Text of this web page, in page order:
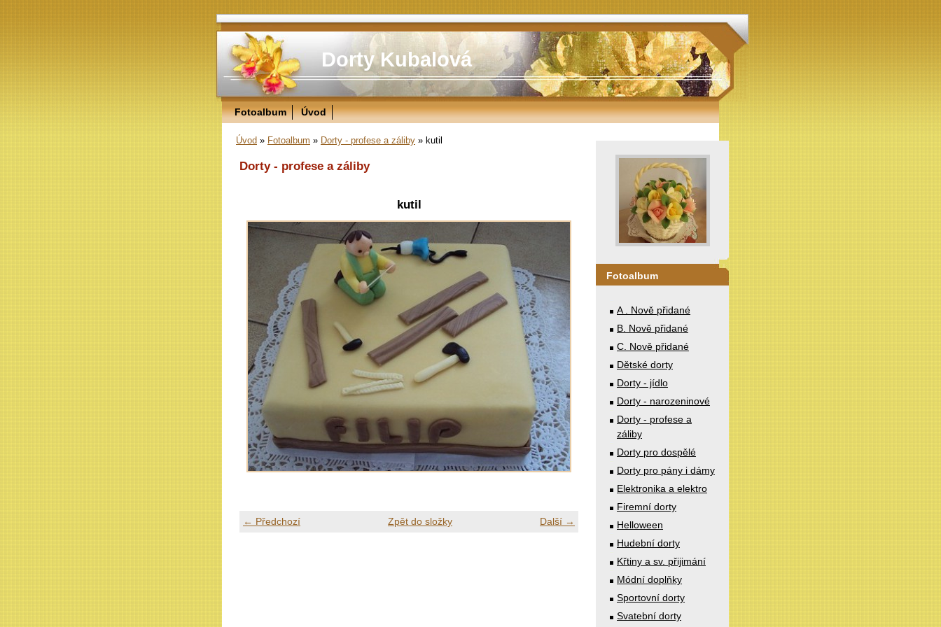
Dorty Kubalová
Fotoalbum Úvod
Úvod » Fotoalbum » Dorty - profese a záliby » kutil
Dorty - profese a záliby
kutil
← Předchozí Další →
Zpět do složky
Fotoalbum
A . Nově přidané
B. Nově přidané
C. Nově přidané
Dětské dorty
Dorty - jídlo
Dorty - narozeninové
Dorty - profese a
záliby
Dorty pro dospělé
Dorty pro pány i dámy
Elektronika a elektro
Firemní dorty
Helloween
Hudební dorty
Křtiny a sv. přijimání
Módní doplňky
Sportovní dorty
Svatební dorty